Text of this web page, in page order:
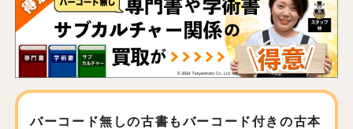
バーコード無しの古書もバーコード付きの古本